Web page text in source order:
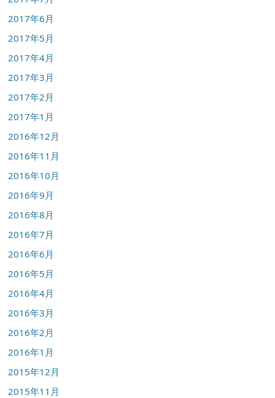
2017年6月
2017年5月
2017年4月
2017年3月
2017年2月
2017年1月
2016年12月
2016年11月
2016年10月
2016年9月
2016年8月
2016年7月
2016年6月
2016年5月
2016年4月
2016年3月
2016年2月
2016年1月
2015年12月
2015年11月